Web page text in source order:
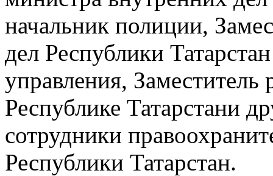
начальник полиции,
дел Республики
управления,
Республике Татарстани
сотрудники
Республики Татарстан.